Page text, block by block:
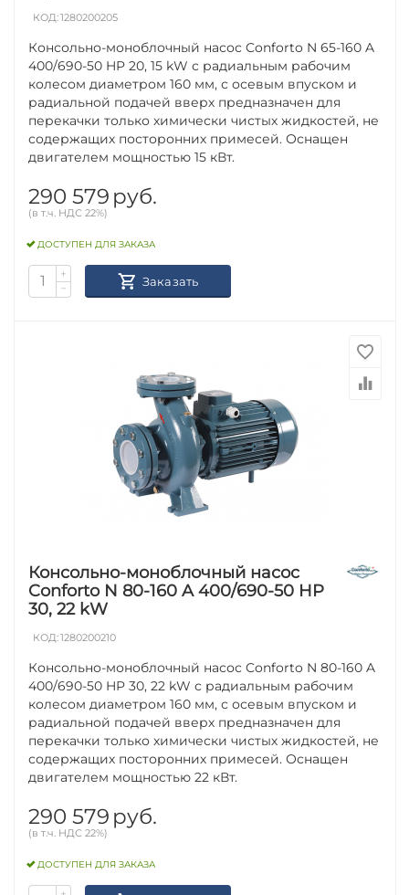
КОД:1280200205
Консольно-моноблочный насос Conforto N 65-160 A
400/690-50 HP 20, 15 kW с радиальным рабочим
колесом диаметром 160 мм, с осевым впуском и
радиальной подачей вверх предназначен для
перекачки только химически чистых жидкостей, не
содержащих посторонних примесей. Оснащен
двигателем мощностью 15 кВт.
290 579 руб.
(в т.ч. НДС 22%)
ДОСТУПЕН ДЛЯ ЗАКАЗА
+
−
Заказать
Консольно-моноблочный насос
Conforto N 80-160 A 400/690-50 HP
30, 22 kW
КОД:1280200210
Консольно-моноблочный насос Conforto N 80-160 A
400/690-50 HP 30, 22 kW с радиальным рабочим
колесом диаметром 160 мм, с осевым впуском и
радиальной подачей вверх предназначен для
перекачки только химически чистых жидкостей, не
содержащих посторонних примесей. Оснащен
двигателем мощностью 22 кВт.
290 579 руб.
(в т.ч. НДС 22%)
ДОСТУПЕН ДЛЯ ЗАКАЗА